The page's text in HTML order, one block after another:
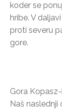
koder se
hribe. V
proti severu
gore.
Gora
Naš naslednji